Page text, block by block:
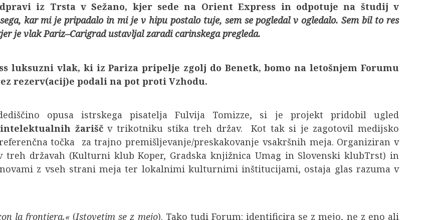
iz Trsta v Sežano, kjer sede na Orient Express in odpotuje na študij v
kar mi je pripadalo in mi je v hipu postalo tuje, sem se pogledal v ogledalo. Sem bil to res
je vlak Pariz–Carigrad ustavljal zaradi carinskega pregleda.
luksuzni vlak, ki iz Pariza pripelje zgolj do Benetk, bomo na letošnjem Forumu
rezerv(acij)e podali na pot proti Vzhodu.
opusa istrskega pisatelja Fulvija Tomizze, si je projekt pridobil ugled
žariščv trikotniku stika treh držav. Kot tak si je zagotovil medijsko
točka za trajno premišljevanje/preskakovanje vsakršnih meja. Organiziran v
treh državah (Kulturni klub Koper, Gradska knjižnica Umag in Slovenski klubTrst) in
z vseh strani meja ter lokalnimi kulturnimi inštitucijami, ostaja glas razuma v
la frontiera.« (Istovetim se z mejo). Tako tudi Forum: identificira se z mejo, ne z eno ali